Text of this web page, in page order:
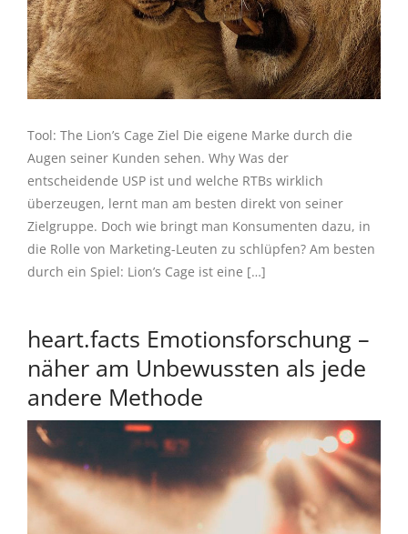
Tool: The Lion’s Cage Ziel Die eigene Marke durch die
Augen seiner Kunden sehen. Why Was der
entscheidende USP ist und welche RTBs wirklich
überzeugen, lernt man am besten direkt von seiner
Zielgruppe. Doch wie bringt man Konsumenten dazu, in
die Rolle von Marketing-Leuten zu schlüpfen? Am besten
durch ein Spiel: Lion’s Cage ist eine […]
heart.facts Emotionsforschung –
näher am Unbewussten als jede
andere Methode